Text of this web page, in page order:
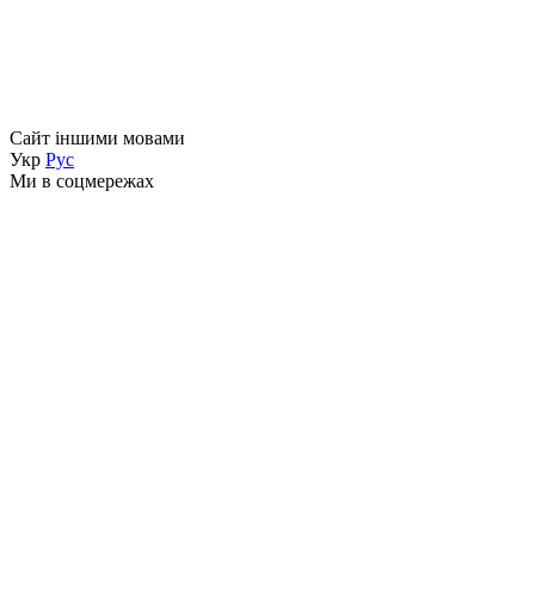
Сайт іншими мовами
Укр Рус
Ми в соцмережах